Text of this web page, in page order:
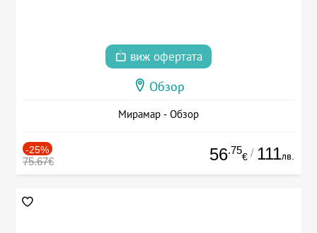
виж офертата
Обзор
Мирамар - Обзор
-25%
75.67€ 56.75
€ / 111лв.